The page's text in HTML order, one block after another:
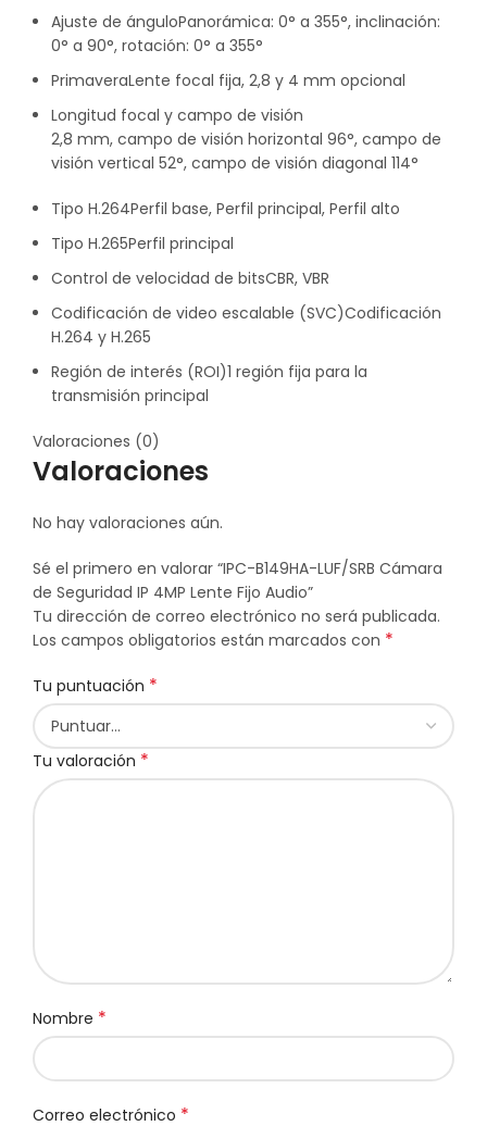
Ajuste de ánguloPanorámica: 0° a 355°, inclinación:
0° a 90°, rotación: 0° a 355°
PrimaveraLente focal fija, 2,8 y 4 mm opcional
Longitud focal y campo de visión
2,8 mm, campo de visión horizontal 96°, campo de
visión vertical 52°, campo de visión diagonal 114°
Tipo H.264Perfil base, Perfil principal, Perfil alto
Tipo H.265Perfil principal
Control de velocidad de bitsCBR, VBR
Codificación de video escalable (SVC)Codificación
H.264 y H.265
Región de interés (ROI)1 región fija para la
transmisión principal
Valoraciones (0)
Valoraciones
No hay valoraciones aún.
Sé el primero en valorar “IPC-B149HA-LUF/SRB Cámara
de Seguridad IP 4MP Lente Fijo Audio”
Tu dirección de correo electrónico no será publicada.
Los campos obligatorios están marcados con *
Tu puntuación *
Tu valoración *
Nombre *
Correo electrónico *